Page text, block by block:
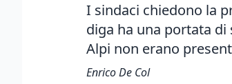
I sindaci chiedono la
diga ha una portata di
Alpi non erano
Enrico De Col